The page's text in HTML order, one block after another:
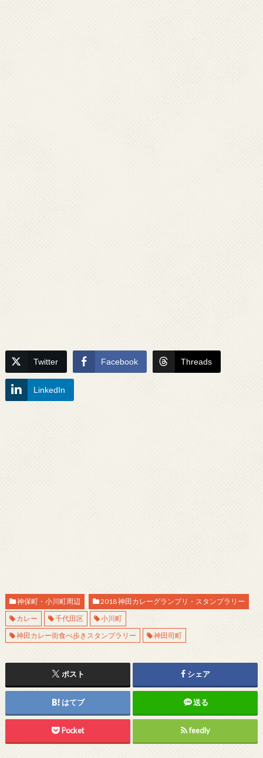
Twitter Facebook Threads
LinkedIn
神保町・小川町周辺
2018 神田カレーグランプリ・スタンプラリー
カレー
千代田区
小川町
神田カレー街食べ歩きスタンプラリー
神田司町
ポスト シェア
はてブ 送る
Pocket feedly